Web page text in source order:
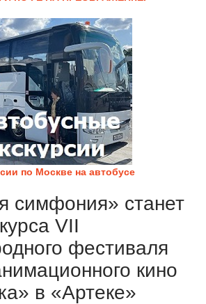
по Москве на автобусе
симфония» станет
VII
фестиваля
кино
в «Артеке»